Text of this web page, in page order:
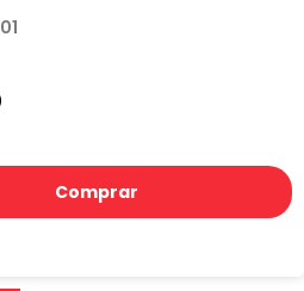
Comprar